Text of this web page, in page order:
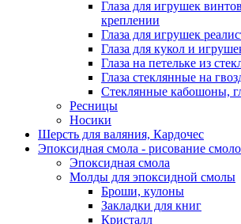
Глаза для игрушек
креплении
Глаза для игрушек
Глаза для кукол и
Глаза на петельке из
Глаза стеклянные на
Стеклянные кабошоны,
Ресницы
Носики
Шерсть для валяния, Кардочес
Эпоксидная смола - рисование
Эпоксидная смола
Молды для эпоксидной смолы
Броши, кулоны
Закладки для книг
Кристалл